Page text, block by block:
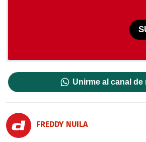
Unirme al canal de
FREDDY NUILA